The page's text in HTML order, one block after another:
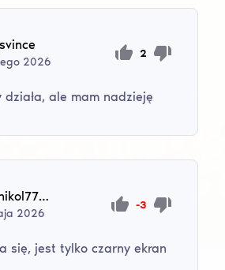
2026
2
działa, ale mam nadzieję
rusiknikol777000zxc
2026
-3
się, jest tylko czarny ekran